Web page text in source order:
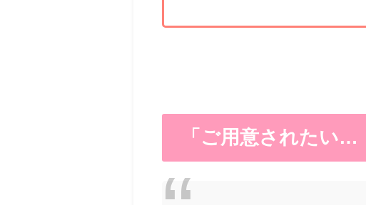
「ご用意されたい…